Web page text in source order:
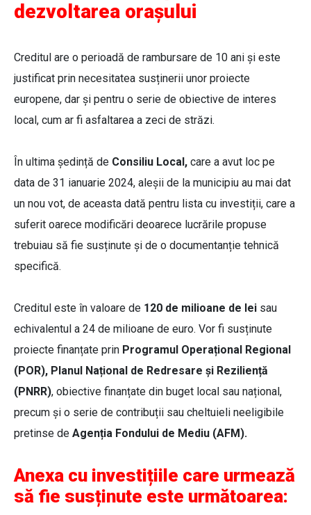
dezvoltarea orașului
Creditul are o perioadă de rambursare de 10 ani și este
justificat prin necesitatea susținerii unor proiecte
europene, dar și pentru o serie de obiective de interes
local, cum ar fi asfaltarea a zeci de străzi.
În ultima ședință de Consiliu Local, care a avut loc pe
data de 31 ianuarie 2024, aleșii de la municipiu au mai dat
un nou vot, de aceasta dată pentru lista cu investiții, care a
suferit oarece modificări deoarece lucrările propuse
trebuiau să fie susținute și de o documentanție tehnică
specifică.
Creditul este în valoare de 120 de milioane de lei sau
echivalentul a 24 de milioane de euro. Vor fi susținute
proiecte finanțate prin Programul Operațional Regional
(POR), Planul Național de Redresare și Reziliență
(PNRR), obiective finanțate din buget local sau național,
precum și o serie de contribuții sau cheltuieli neeligibile
pretinse de Agenția Fondului de Mediu (AFM).
Anexa cu investițiile care urmează
să fie susținute este următoarea: